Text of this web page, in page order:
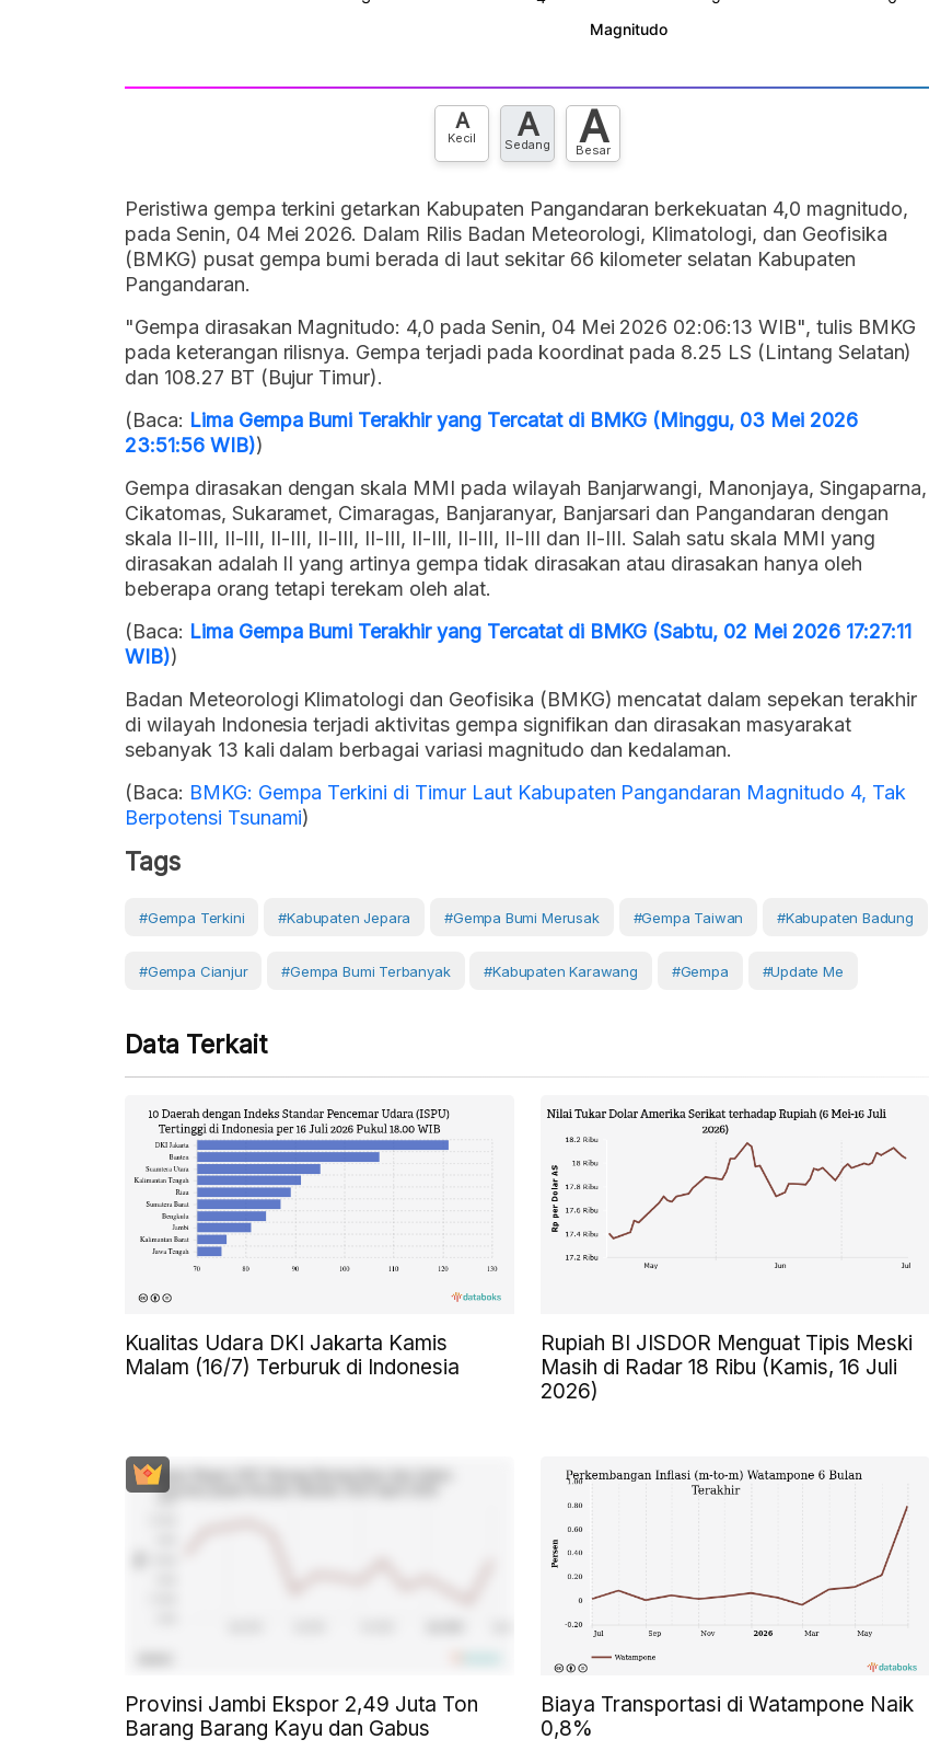
A
Kecil A
Sedang A
Besar
Peristiwa gempa terkini getarkan Kabupaten Pangandaran berkekuatan 4,0 magnitudo,
pada Senin, 04 Mei 2026. Dalam Rilis Badan Meteorologi, Klimatologi, dan Geofisika
(BMKG) pusat gempa bumi berada di laut sekitar 66 kilometer selatan Kabupaten
Pangandaran.
"Gempa dirasakan Magnitudo: 4,0 pada Senin, 04 Mei 2026 02:06:13 WIB", tulis BMKG
pada keterangan rilisnya. Gempa terjadi pada koordinat pada 8.25 LS (Lintang Selatan)
dan 108.27 BT (Bujur Timur).
(Baca: Lima Gempa Bumi Terakhir yang Tercatat di BMKG (Minggu, 03 Mei 2026
23:51:56 WIB))
Gempa dirasakan dengan skala MMI pada wilayah Banjarwangi, Manonjaya, Singaparna,
Cikatomas, Sukaramet, Cimaragas, Banjaranyar, Banjarsari dan Pangandaran dengan
skala II-III, II-III, II-III, II-III, II-III, II-III, II-III, II-III dan II-III. Salah satu skala MMI yang
dirasakan adalah II yang artinya gempa tidak dirasakan atau dirasakan hanya oleh
beberapa orang tetapi terekam oleh alat.
(Baca: Lima Gempa Bumi Terakhir yang Tercatat di BMKG (Sabtu, 02 Mei 2026 17:27:11
WIB))
Badan Meteorologi Klimatologi dan Geofisika (BMKG) mencatat dalam sepekan terakhir
di wilayah Indonesia terjadi aktivitas gempa signifikan dan dirasakan masyarakat
sebanyak 13 kali dalam berbagai variasi magnitudo dan kedalaman.
(Baca: BMKG: Gempa Terkini di Timur Laut Kabupaten Pangandaran Magnitudo 4, Tak
Berpotensi Tsunami)
Tags
#Gempa Terkini #Kabupaten Jepara #gempa Bumi Merusak #gempa Taiwan #Kabupaten Badung
#gempa Cianjur #gempa Bumi Terbanyak #Kabupaten Karawang #gempa #Update Me
Data Terkait
Kualitas Udara DKI Jakarta Kamis
Malam (16/7) Terburuk di Indonesia
Rupiah BI JISDOR Menguat Tipis Meski
Masih di Radar 18 Ribu (Kamis, 16 Juli
2026)
Provinsi Jambi Ekspor 2,49 Juta Ton
Barang Barang Kayu dan Gabus
Biaya Transportasi di Watampone Naik
0,8%